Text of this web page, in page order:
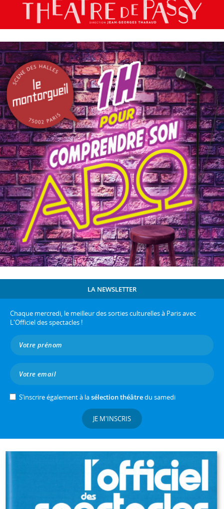
LA NEWSLETTER
Chaque mercredi, le meilleur des sorties culturelles à Paris avec
L'Officiel des spectacles !
S’inscrire également à lasélection théâtredu samedi
JE M'INSCRIS